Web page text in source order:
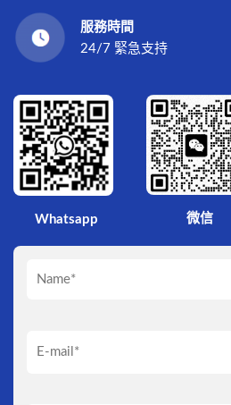
服務時間
24/7 緊急支持
Whatsapp 微信